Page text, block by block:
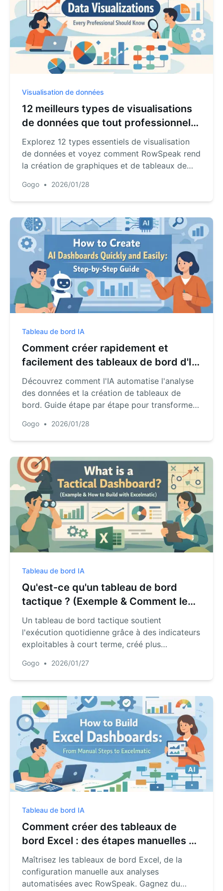
Visualisation de données
12 meilleurs types de visualisations
de données que tout professionnel
devrait connaître
Explorez 12 types essentiels de visualisation
de données et voyez comment RowSpeak rend
la création de graphiques et de tableaux de
Gogo • 2026/01/28
Tableau de bord IA
Comment créer rapidement et
facilement des tableaux de bord d'IA
: guide étape par étape
Découvrez comment l'IA automatise l'analyse
des données et la création de tableaux de
bord. Guide étape par étape pour transformer
exploitables.
Gogo • 2026/01/28
Tableau de bord IA
Qu'est-ce qu'un tableau de bord
tactique ? (Exemple & Comment le
construire avec RowSpeak)
Un tableau de bord tactique soutient
l'exécution quotidienne grâce à des indicateurs
exploitables à court terme, créé plus
Gogo • 2026/01/27
Tableau de bord IA
Comment créer des tableaux de
bord Excel : des étapes manuelles à
RowSpeak
Maîtrisez les tableaux de bord Excel, de la
configuration manuelle aux analyses
automatisées avec RowSpeak. Gagnez du